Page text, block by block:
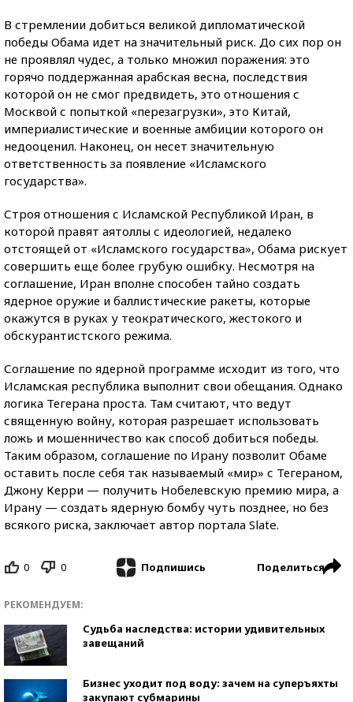
В стремлении добиться великой дипломатической
победы Обама идет на значительный риск. До сих пор он
не проявлял чудес, а только множил поражения: это
горячо поддержанная арабская весна, последствия
которой он не смог предвидеть, это отношения с
Москвой с попыткой «перезагрузки», это Китай,
империалистические и военные амбиции которого он
недооценил. Наконец, он несет значительную
ответственность за появление «Исламского
государства».
Строя отношения с Исламской Республикой Иран, в
которой правят аятоллы с идеологией, недалеко
отстоящей от «Исламского государства», Обама рискует
совершить еще более грубую ошибку. Несмотря на
соглашение, Иран вполне способен тайно создать
ядерное оружие и баллистические ракеты, которые
окажутся в руках у теократического, жестокого и
обскурантистского режима.
Соглашение по ядерной программе исходит из того, что
Исламская республика выполнит свои обещания. Однако
логика Тегерана проста. Там считают, что ведут
священную войну, которая разрешает использовать
ложь и мошенничество как способ добиться победы.
Таким образом, соглашение по Ирану позволит Обаме
оставить после себя так называемый «мир» с Тегераном,
Джону Керри — получить Нобелевскую премию мира, а
Ирану — создать ядерную бомбу чуть позднее, но без
всякого риска, заключает автор портала Slate.
0 0 Подпишись Поделиться
РЕКОМЕНДУЕМ:
Судьба наследства: истории удивительных
завещаний
Бизнес уходит под воду: зачем на суперъяхты
закупают субмарины